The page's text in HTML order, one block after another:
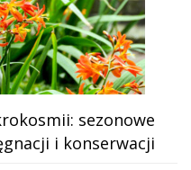
sezonowe
i konserwacji